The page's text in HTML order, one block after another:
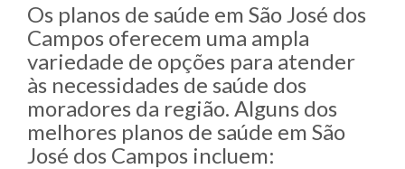
Os planos de saúde em São José dos
Campos oferecem uma ampla
variedade de opções para atender
às necessidades de saúde dos
moradores da região. Alguns dos
melhores planos de saúde em São
José dos Campos incluem: